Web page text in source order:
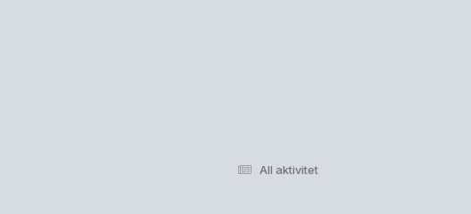
All aktivitet